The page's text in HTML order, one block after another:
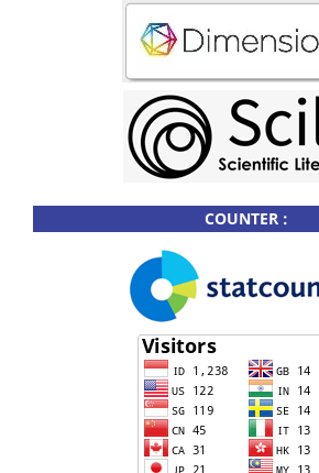
COUNTER :